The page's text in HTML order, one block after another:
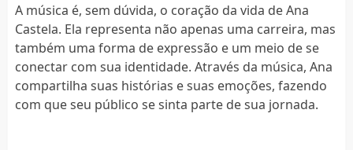
A música é, sem dúvida, o coração da vida de Ana
Castela. Ela representa não apenas uma carreira, mas
também uma forma de expressão e um meio de se
conectar com sua identidade. Através da música, Ana
compartilha suas histórias e suas emoções, fazendo
com que seu público se sinta parte de sua jornada.